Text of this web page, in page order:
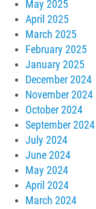
May 2025
April 2025
March 2025
February 2025
January 2025
December 2024
November 2024
October 2024
September 2024
July 2024
June 2024
May 2024
April 2024
March 2024